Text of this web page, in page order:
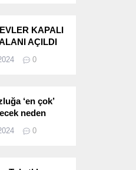
KAPALI
AÇILDI
0
‘en çok’
neden
0